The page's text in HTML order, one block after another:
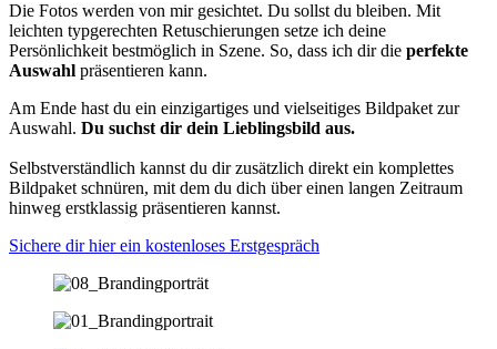
Die Fotos werden von mir gesichtet. Du sollst du bleiben. Mit
leichten typgerechten Retuschierungen setze ich deine
Persönlichkeit bestmöglich in Szene. So, dass ich dir die perfekte
Auswahl präsentieren kann.
Am Ende hast du ein einzigartiges und vielseitiges Bildpaket zur
Auswahl. Du suchst dir dein Lieblingsbild aus.
Selbstverständlich kannst du dir zusätzlich direkt ein komplettes
Bildpaket schnüren, mit dem du dich über einen langen Zeitraum
hinweg erstklassig präsentieren kannst.
Sichere dir hier ein kostenloses Erstgespräch